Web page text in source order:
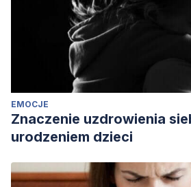
EMOCJE
Znaczenie uzdrowienia
urodzeniem dzieci